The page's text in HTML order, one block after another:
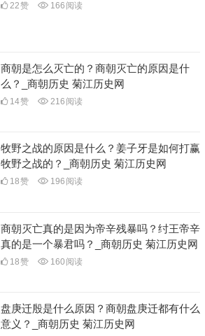
22赞 166 阅读
商朝是怎么灭亡的？商朝灭亡的原因是什
么？_商朝历史 菊江历史网
14赞 216 阅读
牧野之战的原因是什么？姜子牙是如何打赢
牧野之战的？_商朝历史 菊江历史网
18赞 196 阅读
商朝灭亡真的是因为帝辛残暴吗？纣王帝辛
真的是一个暴君吗？_商朝历史 菊江历史网
18赞 160 阅读
盘庚迁殷是什么原因？商朝盘庚迁都有什么
意义？_商朝历史 菊江历史网